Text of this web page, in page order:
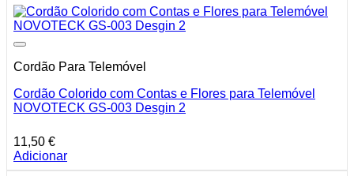
Cordão Para Telemóvel
Cordão Colorido com Contas e Flores para Telemóvel
NOVOTECK GS-003 Desgin 2
11,50 €
Adicionar